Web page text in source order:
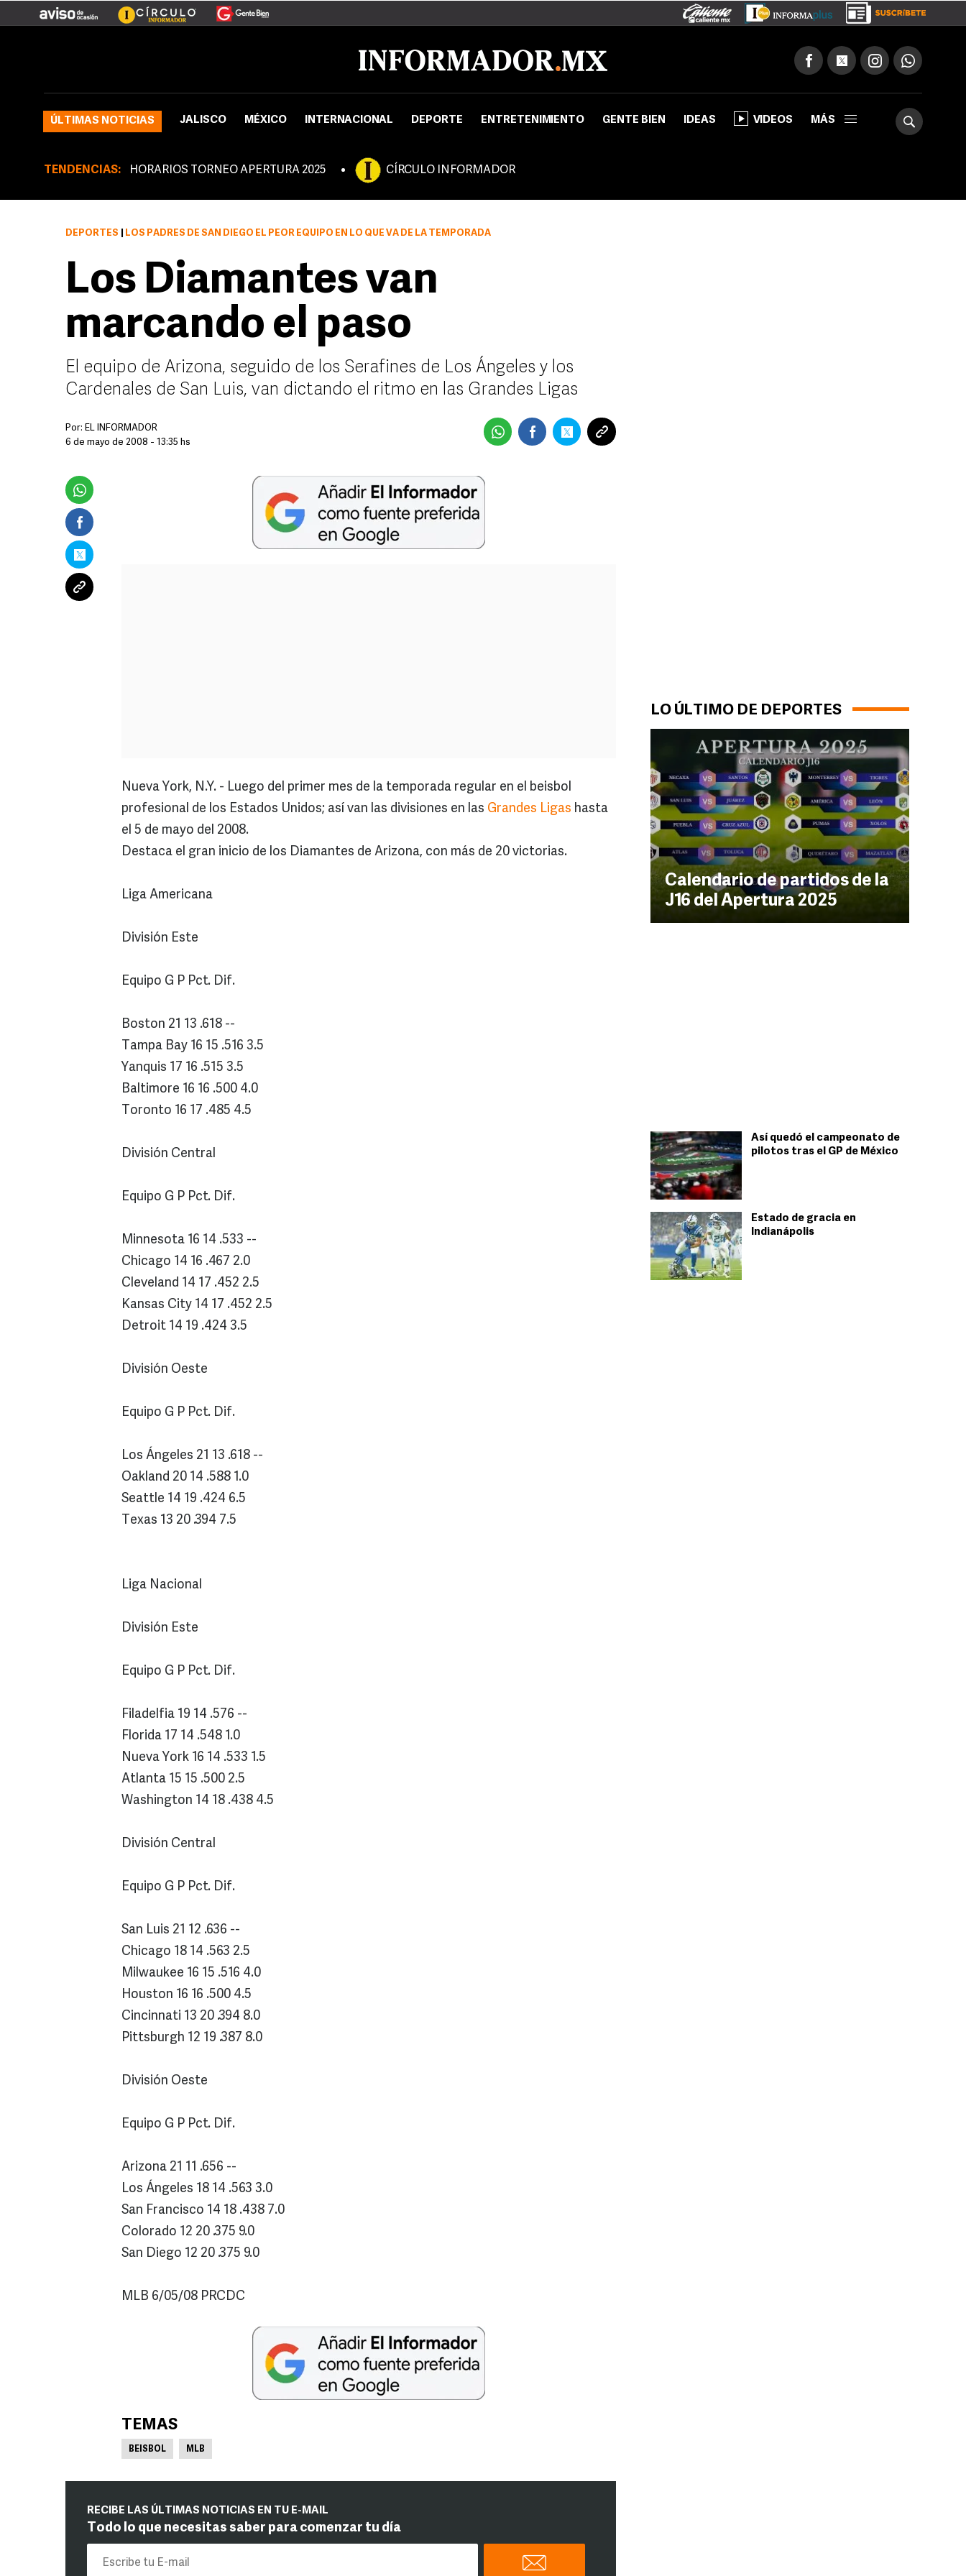
ÚLTIMAS NOTICIAS JALISCO MÉXICO INTERNACIONAL DEPORTE ENTRETENIMIENTO GENTE BIEN IDEAS VIDEOS MÁS
TENDENCIAS: HORARIOS TORNEO APERTURA 2025 CÍRCULO INFORMADOR
LO ÚLTIMO DE DEPORTES
Calendario de partidos de la
J16 del Apertura 2025
Así quedó el campeonato de
pilotos tras el GP de México
Estado de gracia en
Indianápolis
DEPORTES LOS PADRES DE SAN DIEGO EL PEOR EQUIPO EN LO QUE VA DE LA TEMPORADA
Los Diamantes van
marcando el paso
El equipo de Arizona, seguido de los Serafines de Los Ángeles y los
Cardenales de San Luis, van dictando el ritmo en las Grandes Ligas
Por: EL INFORMADOR
6 de mayo de 2008 - 13:35 hs
Nueva York, N.Y. - Luego del primer mes de la temporada regular en el beisbol
profesional de los Estados Unidos; así van las divisiones en las Grandes Ligas hasta
el 5 de mayo del 2008.
Destaca el gran inicio de los Diamantes de Arizona, con más de 20 victorias.
Liga Americana
División Este
Equipo G P Pct. Dif.
Boston 21 13 .618 --
Tampa Bay 16 15 .516 3.5
Yanquis 17 16 .515 3.5
Baltimore 16 16 .500 4.0
Toronto 16 17 .485 4.5
División Central
Equipo G P Pct. Dif.
Minnesota 16 14 .533 --
Chicago 14 16 .467 2.0
Cleveland 14 17 .452 2.5
Kansas City 14 17 .452 2.5
Detroit 14 19 .424 3.5
División Oeste
Equipo G P Pct. Dif.
Los Ángeles 21 13 .618 --
Oakland 20 14 .588 1.0
Seattle 14 19 .424 6.5
Texas 13 20 .394 7.5
Liga Nacional
División Este
Equipo G P Pct. Dif.
Filadelfia 19 14 .576 --
Florida 17 14 .548 1.0
Nueva York 16 14 .533 1.5
Atlanta 15 15 .500 2.5
Washington 14 18 .438 4.5
División Central
Equipo G P Pct. Dif.
San Luis 21 12 .636 --
Chicago 18 14 .563 2.5
Milwaukee 16 15 .516 4.0
Houston 16 16 .500 4.5
Cincinnati 13 20 .394 8.0
Pittsburgh 12 19 .387 8.0
División Oeste
Equipo G P Pct. Dif.
Arizona 21 11 .656 --
Los Ángeles 18 14 .563 3.0
San Francisco 14 18 .438 7.0
Colorado 12 20 .375 9.0
San Diego 12 20 .375 9.0
MLB 6/05/08 PRCDC
TEMAS
BEISBOL MLB
RECIBE LAS ÚLTIMAS NOTICIAS EN TU E-MAIL
Todo lo que necesitas saber para comenzar tu día